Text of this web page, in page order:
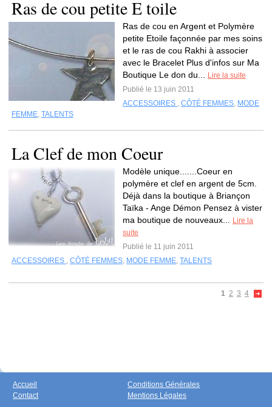
Ras de cou petite E toile
Ras de cou en Argent et Polymère
petite Etoile façonnée par mes soins
et le ras de cou Rakhi à associer
avec le Bracelet Plus d'infos sur Ma
Boutique Le don du...
Lire la suite
Publié le 13 juin 2011
ACCESSOIRES , CÔTÉ FEMMES, MODE
FEMME, TALENTS
La Clef de mon Coeur
Modèle unique.......Coeur en
polymère et clef en argent de 5cm.
Déjà dans la boutique à Briançon
Taïka - Ange Démon Pensez à vister
ma boutique de nouveaux...
Lire la
suite
Publié le 11 juin 2011
ACCESSOIRES , CÔTÉ FEMMES, MODE FEMME, TALENTS
1 2 3 4
Accueil
Contact
Conditions Générales
Mentions Légales